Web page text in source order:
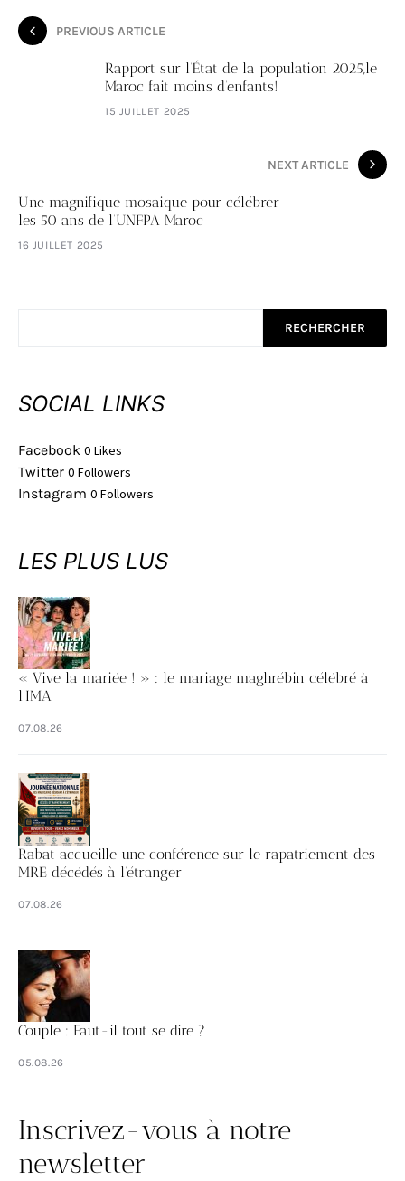
PREVIOUS ARTICLE
Rapport sur l’État de la population 2025,le
Maroc fait moins d’enfants!
15 JUILLET 2025
NEXT ARTICLE
Une magnifique mosaique pour célébrer
les 50 ans de l’UNFPA Maroc
16 JUILLET 2025
RECHERCHER
SOCIAL LINKS
Facebook 0 Likes
Twitter 0 Followers
Instagram 0 Followers
LES PLUS LUS
« Vive la mariée ! » : le mariage maghrébin célébré à
l’IMA
07.08.26
Rabat accueille une conférence sur le rapatriement des
MRE décédés à l’étranger
07.08.26
Couple : Faut-il tout se dire ?
05.08.26
Inscrivez-vous à notre
newsletter